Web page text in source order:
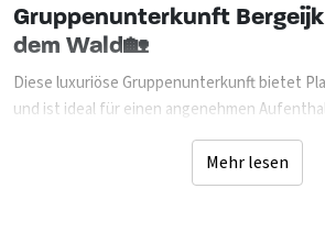
Gruppenunterkunft
dem Wald🏡
Diese luxuriöse Gruppenunterkunft bietet
und ist ideal für einen angenehmen
Sie einen großen Aufenthaltsraum, eine voll
Küche und zehn 6-Personen-Schlafzimmer.
eigenen Kissenbezug, Spannbettlaken,
Mehr lesen